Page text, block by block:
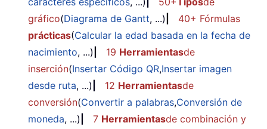
gráfico(Diagrama de Gantt, ...)
40+ Fórmulas
prácticas(Calcular la edad basada en la fecha de
nacimiento, ...) 19 Herramientasde
inserción(Insertar Código QR,Insertar imagen
desde ruta, ...) 12 Herramientasde
conversión(Convertir a palabras,Conversión de
moneda, ...) 7 Herramientasde combinación y